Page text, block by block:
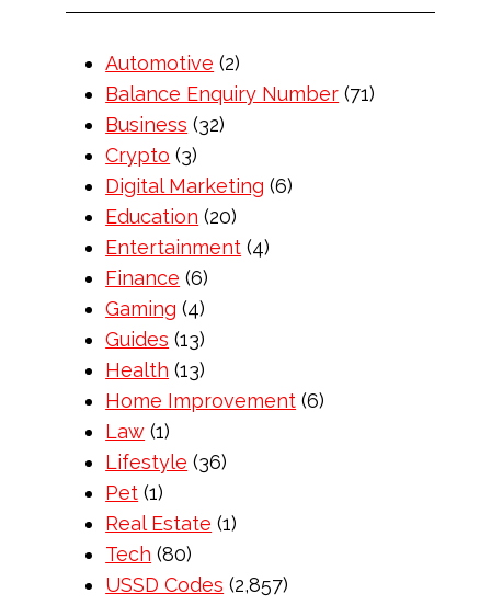
Automotive (2)
Balance Enquiry Number (71)
Business (32)
Crypto (3)
Digital Marketing (6)
Education (20)
Entertainment (4)
Finance (6)
Gaming (4)
Guides (13)
Health (13)
Home Improvement (6)
Law (1)
Lifestyle (36)
Pet (1)
Real Estate (1)
Tech (80)
USSD Codes (2,857)